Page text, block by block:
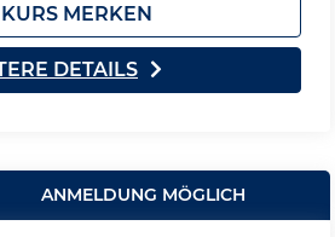
MERKEN
DETAILS
ANMELDUNG MÖGLICH